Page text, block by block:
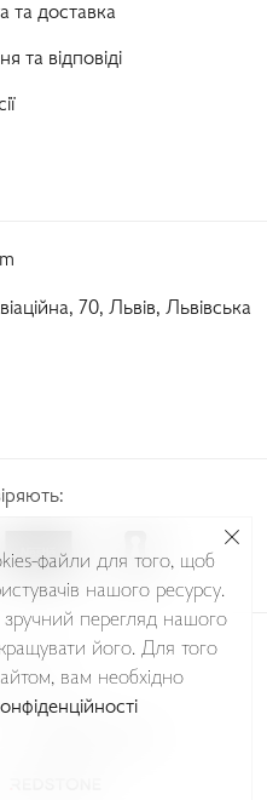
та доставка
та відповіді
70, Львів, Львівська
2026
файли для того, щоб
нашого ресурсу.
перегляд нашого
його. Для того
вам необхідно